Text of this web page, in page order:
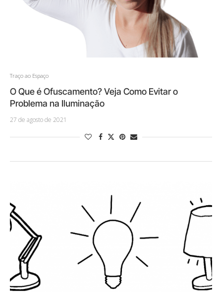
Traço ao Espaço
O Que é Ofuscamento? Veja Como Evitar o
Problema na Iluminação
27 de agosto de 2021